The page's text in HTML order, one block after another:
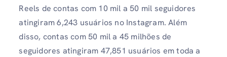
Reels de contas com 10 mil a 50 mil seguidores
atingiram 6,243 usuários no Instagram. Além
disso, contas com 50 mil a 45 milhões de
seguidores atingiram 47,851 usuários em toda a